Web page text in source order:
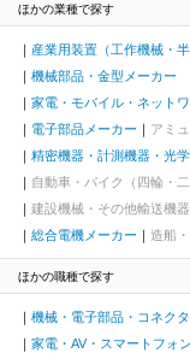
ほかの業種で探す
産業用装置（工作機械・
機械部品・金型メーカー
家電・モバイル・ネット
電子部品メーカー
アミ
精密機器・計測機器・光
自動車・バイク（四輪・
建設機械・その他輸送機
総合電機メーカー
造船
ほかの職種で探す
機械・電子部品・コネク
家電・AV・スマートフォ